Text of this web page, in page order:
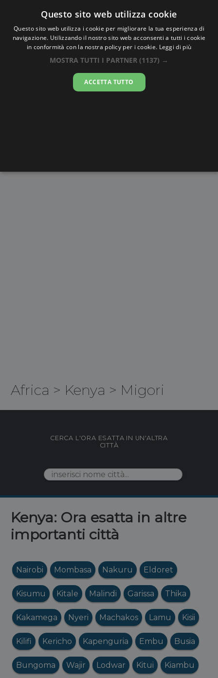
Oraesatta.co
Ora EsattaMigori
11:44:00
Africa > Kenya > Migori
CERCA L'ORA ESATTA IN UN'ALTRA
CITTÀ
Kenya: Ora esatta in altre
importanti città
Nairobi Mombasa Nakuru Eldoret
Kisumu Kitale Malindi Garissa Thika
Kakamega Nyeri Machakos Lamu Kisii
Kilifi Kericho Kapenguria Embu Busia
Bungoma Wajir Lodwar Kitui Kiambu
Questo sito web utilizza cookie
Questo sito web utilizza i cookie per migliorare la tua esperienza di
navigazione. Utilizzando il nostro sito web acconsenti a tutti i cookie
in conformità con la nostra policy per i cookie. Leggi di più
MOSTRA TUTTI I PARTNER (1137) →
ACCETTA TUTTO